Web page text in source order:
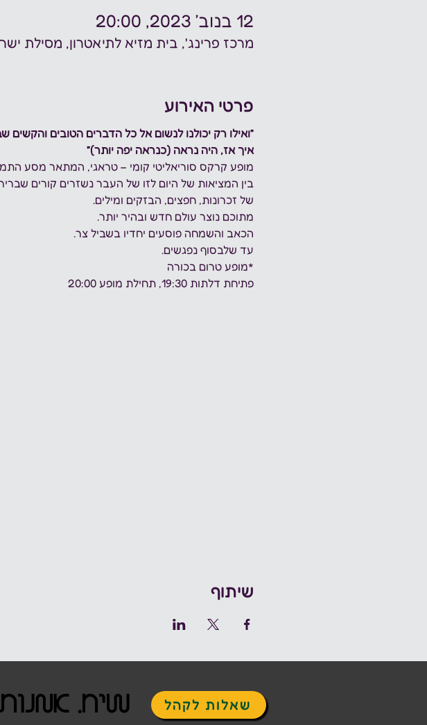
12 בנוב׳ 2023, 20:00
מרכז פרינג', בית מזיא לתיאטרון, מסילת ישרים 18, ירושלים, 9430404,
פרטי האירוע
״ואילו רק יכולנו לנשום אל כל הדברים הטובים והקשים
איך אז, היה נראה (כנראה יפה יותר)״
מופע קרקס סוריאליטי קומי – טראגי, המתאר מסע
בין המציאות של היום לזו של העבר נשזרים קורים
של זכרונות, חפצים, הבזקים ומילים.
מתוכם נוצר עולם חדש ובהיר יותר.
הכאב והשמחה פוסעים יחדיו בשביל צר.
עד שלבסוף נפגשים.
*מופע טרום בכורה
פתיחת דלתות 19:30, תחילת מופע 20:00
שיתוף
שיח. שאלות לקהל